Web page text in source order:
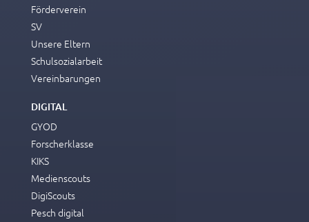
Förderverein
SV
Unsere Eltern
Schulsozialarbeit
Vereinbarungen
DIGITAL
GYOD
Forscherklasse
KIKS
Medienscouts
DigiScouts
Pesch digital